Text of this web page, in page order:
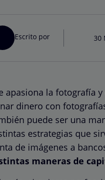
Escrito por 30
apasiona la fotografía
dinero con
puede ser una
estrategias que
de imágenes a
maneras de